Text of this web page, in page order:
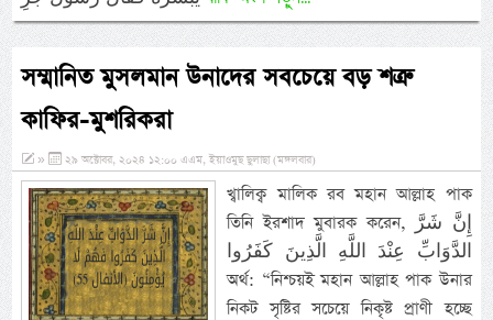
সম্মানিত মুসলমান উনাদের সবচেয়ে বড় শত্রু
কাফির-মুশরিকরা
» ২৯ অক্টোবর, ২০২৪ ১২:০০ এএম, ইয়াওমুছ ছুলাছা (মঙ্গলবার)
খ্বালিক্ব মালিক রব মহান আল্লাহ পাক
তিনি ইরশাদ মুবারক করেন, إِنَّ شَرَّ
الدَّوَابِّ عِنْدَ اللَّهِ الَّذِينَ كَفَرُوا
অর্থ: “নিশ্চয়ই মহান আল্লাহ পাক উনার
নিকট সৃষ্টির সচেয়ে নিকৃষ্ট প্রাণী হচ্ছে